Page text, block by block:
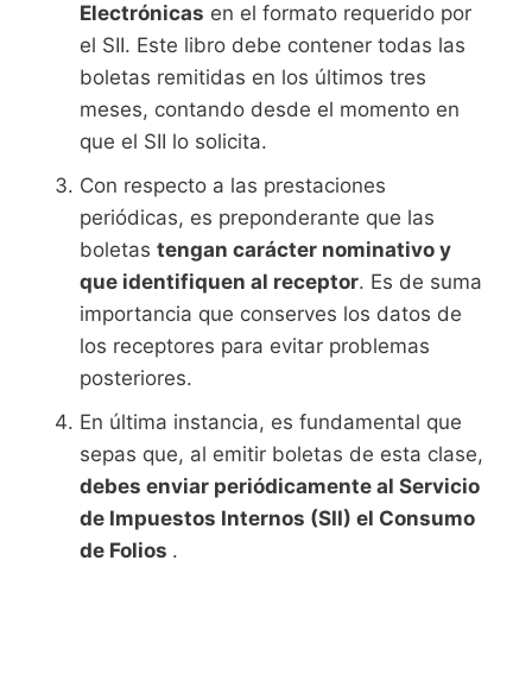
Electrónicas en el formato requerido por
el SII. Este libro debe contener todas las
boletas remitidas en los últimos tres
meses, contando desde el momento en
que el SII lo solicita.
Con respecto a las prestaciones
periódicas, es preponderante que las
boletas tengan carácter nominativo y
que identifiquen al receptor. Es de suma
importancia que conserves los datos de
los receptores para evitar problemas
posteriores.
En última instancia, es fundamental que
sepas que, al emitir boletas de esta clase,
debes enviar periódicamente al Servicio
de Impuestos Internos (SII) el Consumo
de Folios .